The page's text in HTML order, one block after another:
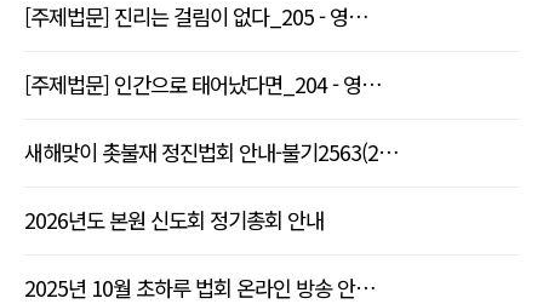
[주제법문] 진리는 걸림이 없다_205 - 영…
[주제법문] 인간으로 태어났다면_204 - 영…
새해맞이 촛불재 정진법회 안내-불기2563(2…
2026년도 본원 신도회 정기총회 안내
2025년 10월 초하루 법회 온라인 방송 안…